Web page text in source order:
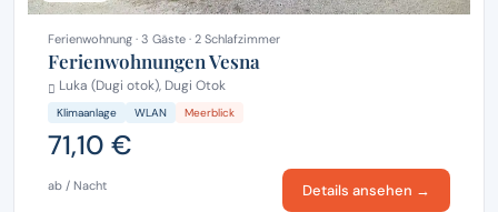
Ferienwohnung · 3 Gäste · 2 Schlafzimmer
Ferienwohnungen Vesna
Luka (Dugi otok), Dugi Otok
Klimaanlage WLAN Meerblick
71,10 €
ab / Nacht Details ansehen →